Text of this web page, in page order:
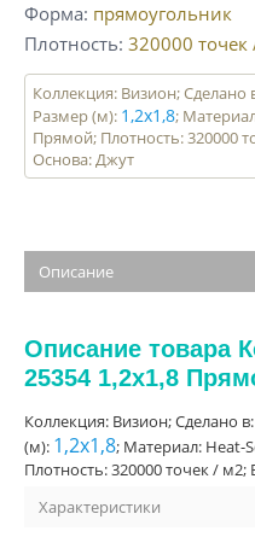
Форма прямоугольник
Плотность 320000
Коллекция: Визион;
Размер (м): 1,2х1,8;
Прямой; Плотность: 320000
Основа: Джут
Описание
Описание товара
25354 1,2х1,8
Коллекция: Визион; Сделано
(м): 1,2х1,8; Материал:
Плотность: 320000 точек /
Характеристики